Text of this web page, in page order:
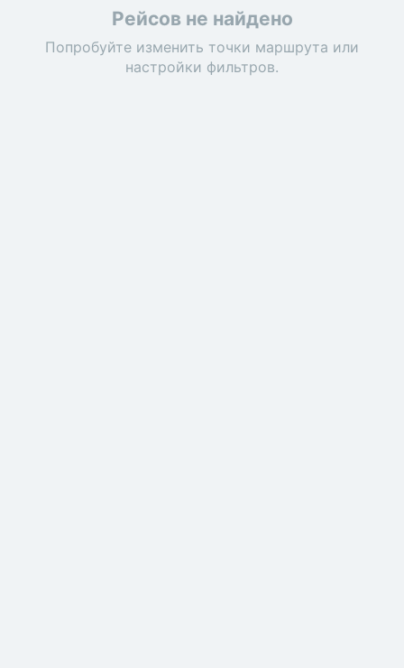
Рейсов не найдено
Попробуйте изменить точки маршрута или
настройки фильтров.